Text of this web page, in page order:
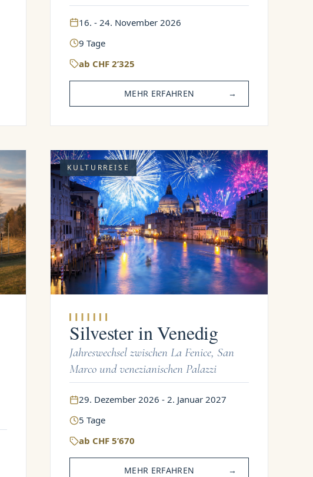
16. - 24. November 2026
9 Tage
ab CHF2’325
MEHR ERFAHREN →
KULTURREISE
Silvester in Venedig
Jahreswechsel zwischen La Fenice, San
Marco und venezianischen Palazzi
29. Dezember 2026 - 2. Januar 2027
5 Tage
ab CHF5’670
MEHR ERFAHREN →